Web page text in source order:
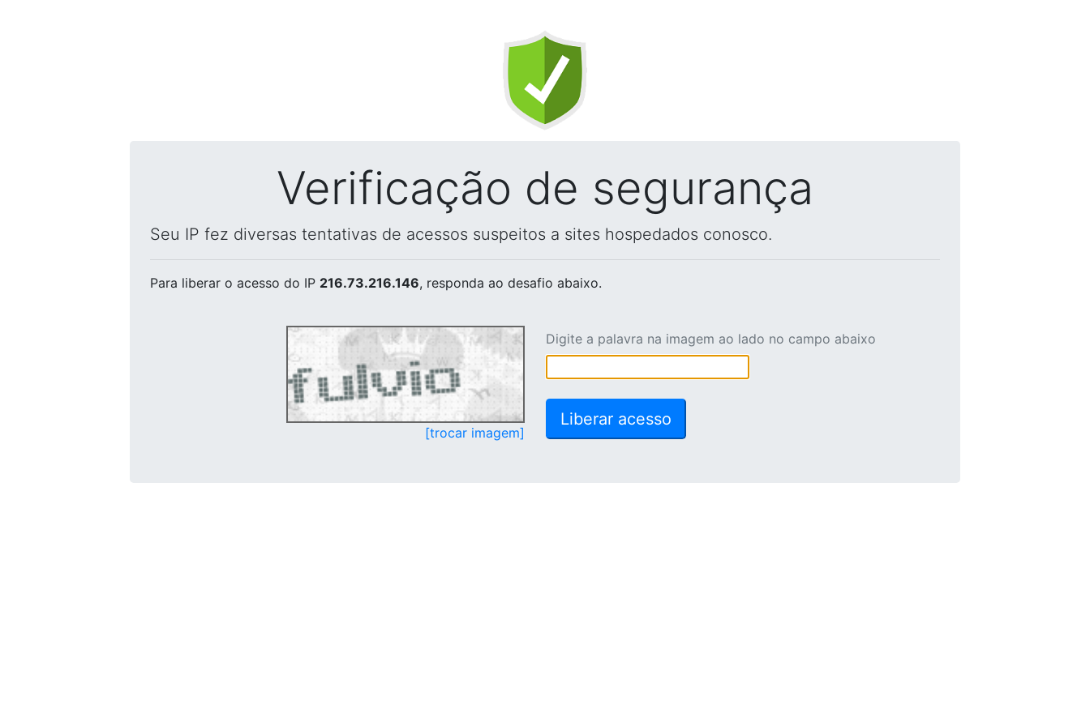
Verificação de segurança
Seu IP fez diversas tentativas de acessos suspeitos a sites hospedados conosco.
Para liberar o acesso do IP 216.73.216.146, responda ao desafio abaixo.
[trocar imagem]
Digite a palavra na imagem ao lado no campo abaixo